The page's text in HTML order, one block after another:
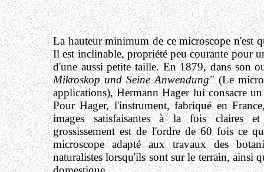
La hauteur minimum de ce microscope n'est
Il est inclinable, propriété peu courante pour
d'une aussi petite taille. En 1879, dans son
Mikroskop und Seine Anwendung"(Le
applications), Hermann Hager lui consacre un
Pour Hager, l'instrument, fabriqué en
images satisfaisantes à la fois claires
grossissement est de l'ordre de 60 fois ce
microscope adapté aux travaux des
naturalistes lorsqu'ils sont sur le terrain, ainsi